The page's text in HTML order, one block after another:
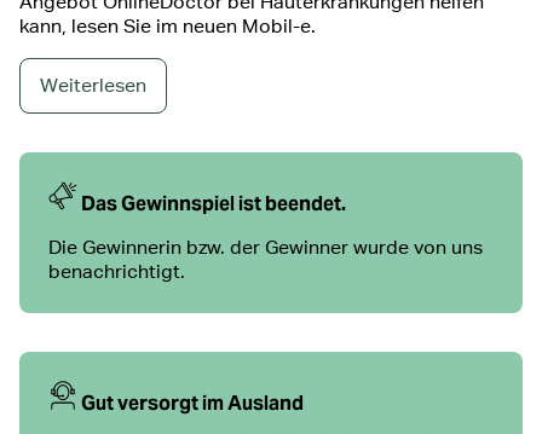
kann, lesen Sie im neuen Mobil-e.
Weiterlesen
Das Gewinnspiel ist beendet.
Die Gewinnerin bzw. der Gewinner wurde von uns
benachrichtigt.
Gut versorgt im Ausland